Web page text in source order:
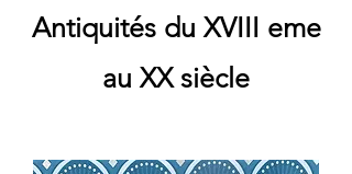
Antiquités du XVIII eme
au XX siècle